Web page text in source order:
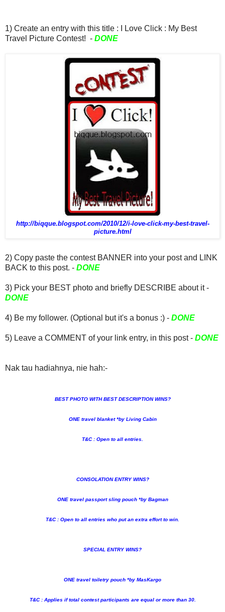
1) Create an entry with this title : I Love Click : My Best
Travel Picture Contest! - DONE
http://biqque.blogspot.com/2010/12/i-love-click-my-best-travel-
picture.html
2) Copy paste the contest BANNER into your post and LINK
BACK to this post. - DONE
3) Pick your BEST photo and briefly DESCRIBE about it -
DONE
4) Be my follower. (Optional but it's a bonus :) - DONE
5) Leave a COMMENT of your link entry, in this post - DONE
Nak tau hadiahnya, nie hah:-
BEST PHOTO WITH BEST DESCRIPTION WINS?
ONE travel blanket *by Living Cabin
T&C : Open to all entries.
CONSOLATION ENTRY WINS?
ONE travel passport sling pouch *by Bagman
T&C : Open to all entries who put an extra effort to win.
SPECIAL ENTRY WINS?
ONE travel toiletry pouch *by MasKargo
T&C : Applies if total contest participants are equal or more than 30.